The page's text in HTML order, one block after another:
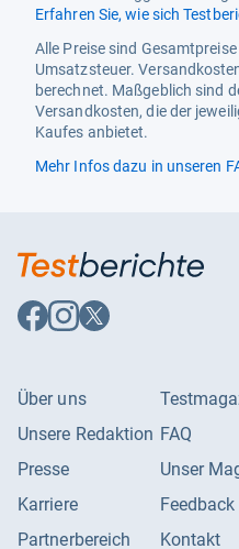
Erfahren Sie, wie sich
Alle Preise sind
Umsatzsteuer.
berechnet. Maßgeblich sind
Versandkosten, die der
Kaufes anbietet.
Mehr Infos dazu in unseren
Auf
Facebook
Auf
Instagram
Auf
X
Über uns
Unsere Redaktion
Presse
Karriere
Partnerbereich
FAQ
Unser
Feedback
Kontakt